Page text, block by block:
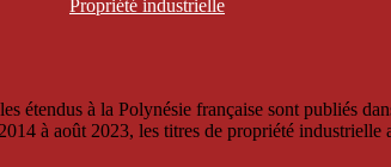
Propriété industrielle
étendus à la Polynésie française sont publiés
à août 2023, les titres de propriété